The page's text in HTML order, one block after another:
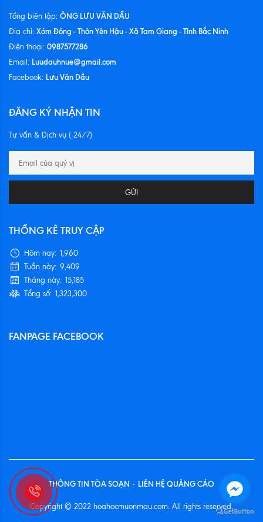
Tổng biên tập: ÔNG LƯU VĂN DẦU
Địa chỉ: Xóm Đông - Thôn Yên Hậu - Xã Tam Giang - Tỉnh Bắc Ninh
Điện thoại: 0987577286
Email: Luudauhnue@gmail.com
Facebook: Lưu Văn Dầu
ĐĂNG KÝ NHẬN TIN
Tư vấn & Dịch vụ ( 24/7)
GỬI
THỐNG KÊ TRUY CẬP
Hôm nay: 1,960
Tuần này: 9,409
Tháng này: 15,185
Tổng số: 1,323,300
FANPAGE FACEBOOK
THÔNG TIN TÒA SOẠN - LIÊN HỆ QUẢNG CÁO
Copyright © 2022 hoahocmuonmau.com. All rights reserved.